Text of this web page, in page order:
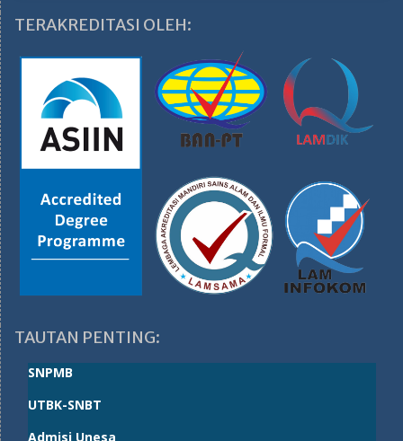
TERAKREDITASI OLEH:
TAUTAN PENTING:
SNPMB
UTBK-SNBT
Admisi Unesa